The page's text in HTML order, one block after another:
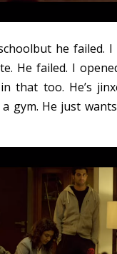
he failed.
He failed. I
that too. He’s
gym. He just